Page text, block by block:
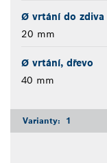
Ø vrtání do zdiva
20 mm
Ø vrtání, dřevo
40 mm
Varianty: 1